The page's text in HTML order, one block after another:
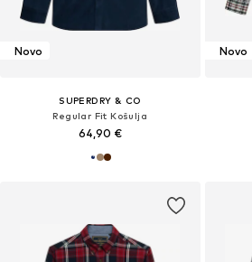
Novo
SUPERDRY & CO
Regular Fit Košulja
64,90 €
Novo